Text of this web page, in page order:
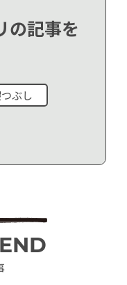
の記事を
ぶし